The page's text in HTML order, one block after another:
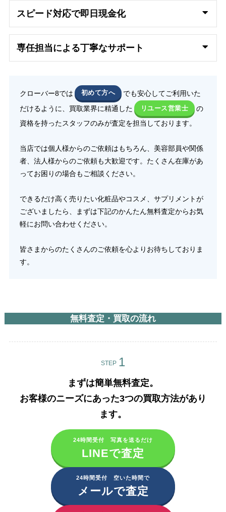
スピード対応で即日 現金化
専任担当による丁寧なサポート
クローバー8では 初めて方へ
でも安心してご利用いた
だけるように、買取業界に精通した
リユース営業士
の
資格を持ったスタッフのみが査定を担当しております。
当店では個人様からのご依頼はもちろん、美容部員や関係
者、法人様からのご依頼も大歓迎です。たくさん在庫があ
ってお困りの場合もご相談ください。
できるだけ高く売りたい化粧品やコスメ、サプリメントが
ございましたら、まずは下記のかんたん無料査定からお気
軽にお問い合わせください。
皆さまからのたくさんのご依頼を心よりお待ちしておりま
す。
無料査定・買取の流れ
STEP
まずは簡単無料査定。
お客様のニーズにあった3つの買取方法があり
ます。​
24時間受付 写真を送るだけ
LINEで査定
24時間受付 空いた時間で
メールで査定